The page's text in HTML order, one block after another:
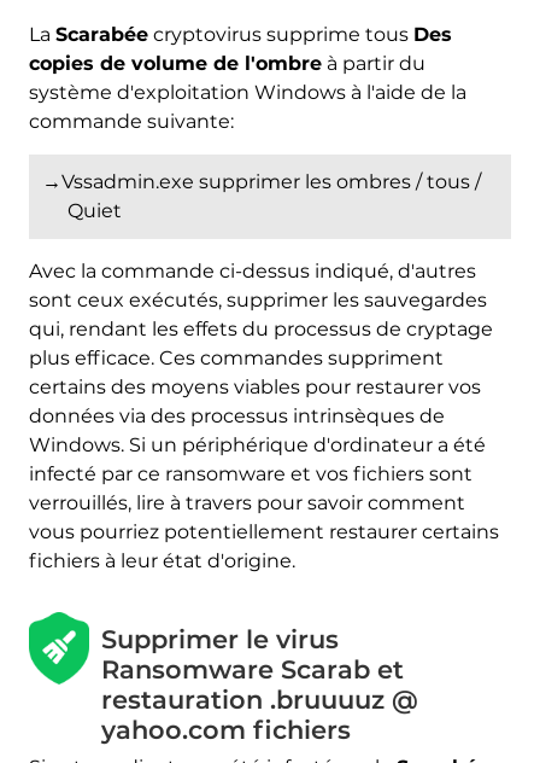
La Scarabéecryptovirus supprime tous Des
copies de volume de l'ombreà partir du
système d'exploitation Windows à l'aide de la
commande suivante:
→Vssadmin.exe supprimer les ombres / tous /
Quiet
Avec la commande ci-dessus indiqué, d'autres
sont ceux exécutés, supprimer les sauvegardes
qui, rendant les effets du processus de cryptage
plus efficace. Ces commandes suppriment
certains des moyens viables pour restaurer vos
données via des processus intrinsèques de
Windows. Si un périphérique d'ordinateur a été
infecté par ce ransomware et vos fichiers sont
verrouillés, lire à travers pour savoir comment
vous pourriez potentiellement restaurer certains
fichiers à leur état d'origine.
Supprimer le virus
Ransomware Scarab et
restauration .bruuuuz @
yahoo.com fichiers
Malware Removal Tool